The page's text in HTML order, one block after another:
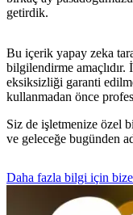
getirdik.
Bu içerik yapay zeka
bilgilendirme
eksiksizliği garanti
kullanmadan önce
Siz de işletmenize özel
ve geleceğe bugünden
Daha fazla bilgi için bize